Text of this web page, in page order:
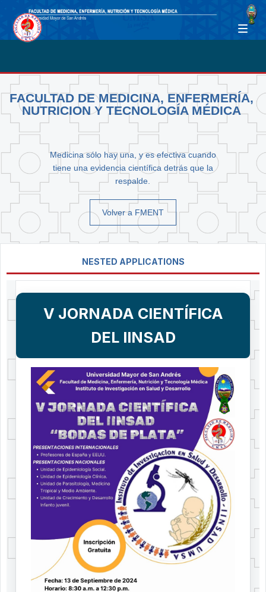
FACULTAD DE MEDICINA, ENFERMERÍA,
NUTRICION Y TECNOLOGÍA MÉDICA
Medicina sólo hay una, y es efectiva cuando
tiene una evidencia científica detrás que la
respalde.
Volver a FMENT
NESTED APPLICATIONS
V JORNADA CIENTÍFICA
DEL IINSAD